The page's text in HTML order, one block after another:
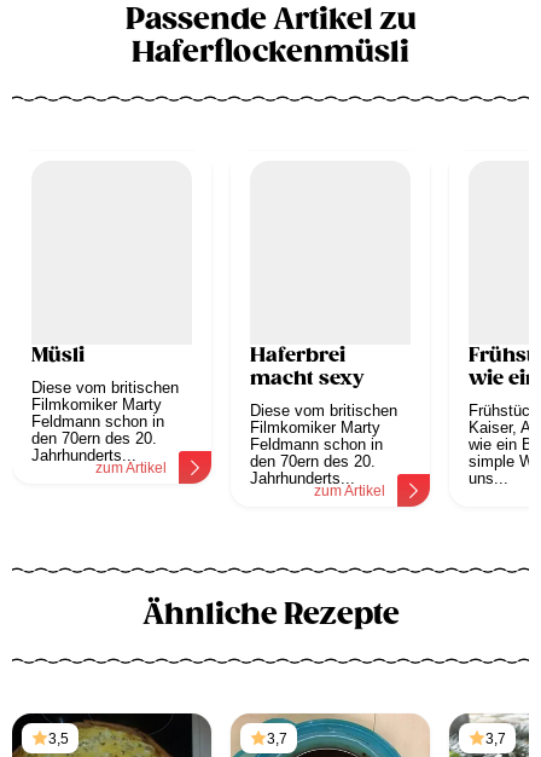
Passende Artikel zu
Haferflockenmüsli
Müsli
Diese vom britischen
Filmkomiker Marty
Feldmann schon in
den 70ern des 20.
Jahrhunderts...
zum Artikel
Haferbrei
macht sexy
Diese vom britischen
Filmkomiker Marty
Feldmann schon in
den 70ern des 20.
Jahrhunderts...
zum Artikel
wie
Kaiser,
wie ein
simple
uns...
Ähnliche Rezepte
3,5 3,7 3,7